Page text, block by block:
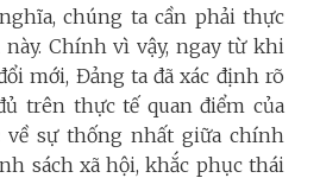
chúng ta cần phải thực
Chính vì vậy, ngay từ khi
mới, Đảng ta đã xác định rõ
trên thực tế quan điểm của
về sự thống nhất giữa chính
sách xã hội, khắc phục thái